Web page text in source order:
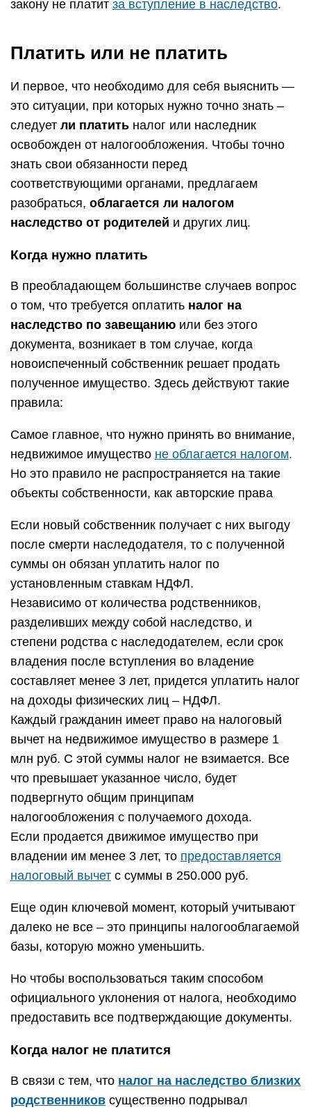
закону не платит за вступление в наследство.
Платить или не платить
И первое, что необходимо для себя выяснить —
это ситуации, при которых нужно точно знать –
следует ли платить налог или наследник
освобожден от налогообложения. Чтобы точно
знать свои обязанности перед
соответствующими органами, предлагаем
разобраться, облагается ли налогом
наследство от родителей и других лиц.
Когда нужно платить
В преобладающем большинстве случаев вопрос
о том, что требуется оплатить налог на
наследство по завещанию или без этого
документа, возникает в том случае, когда
новоиспеченный собственник решает продать
полученное имущество. Здесь действуют такие
правила:
Самое главное, что нужно принять во внимание,
недвижимое имущество не облагается налогом.
Но это правило не распространяется на такие
объекты собственности, как авторские права
Если новый собственник получает с них выгоду
после смерти наследодателя, то с полученной
суммы он обязан уплатить налог по
установленным ставкам НДФЛ.
Независимо от количества родственников,
разделивших между собой наследство, и
степени родства с наследодателем, если срок
владения после вступления во владение
составляет менее 3 лет, придется уплатить налог
на доходы физических лиц – НДФЛ.
Каждый гражданин имеет право на налоговый
вычет на недвижимое имущество в размере 1
млн руб. С этой суммы налог не взимается. Все
что превышает указанное число, будет
подвергнуто общим принципам
налогообложения с получаемого дохода.
Если продается движимое имущество при
владении им менее 3 лет, то предоставляется
налоговый вычет с суммы в 250.000 руб.
Еще один ключевой момент, который учитывают
далеко не все – это принципы налогооблагаемой
базы, которую можно уменьшить.
Но чтобы воспользоваться таким способом
официального уклонения от налога, необходимо
предоставить все подтверждающие документы.
Когда налог не платится
В связи с тем, что налог на наследство близких
родственников существенно подрывал